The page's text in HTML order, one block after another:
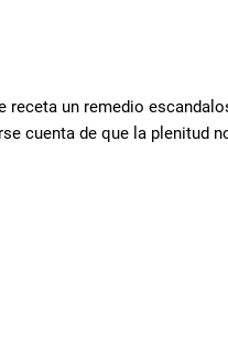
un remedio
cuenta de que la plenitud